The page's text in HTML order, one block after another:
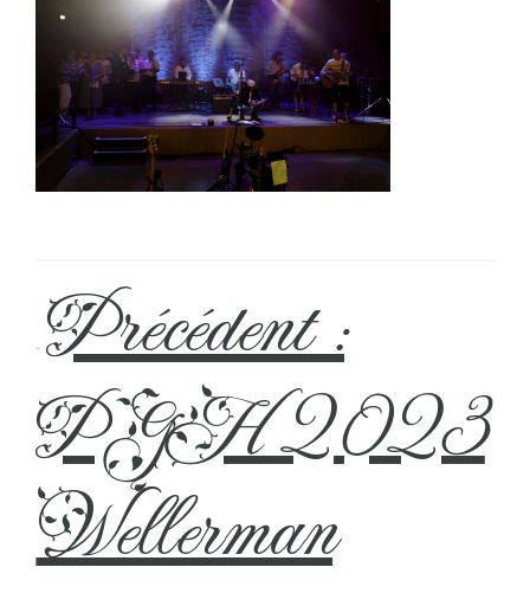
←
Précédent :
PGH 2023
Wellerman